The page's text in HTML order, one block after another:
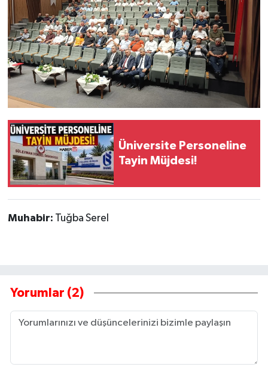
Üniversite Personeline
Tayin Müjdesi!
Muhabir: Tuğba Serel
Yorumlar (2)